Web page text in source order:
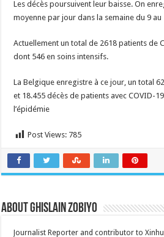
Les décès poursuivent leur baisse. On
moyenne par jour dans la semaine du 9
Actuellement un total de 2618 patients de
dont 546 en soins intensifs.
La Belgique enregistre à ce jour, un total
et 18.455 décès de patients avec COVID-
l’épidémie
Post Views: 785
About Ghislain Zobiyo
Journalist Reporter and contributor to